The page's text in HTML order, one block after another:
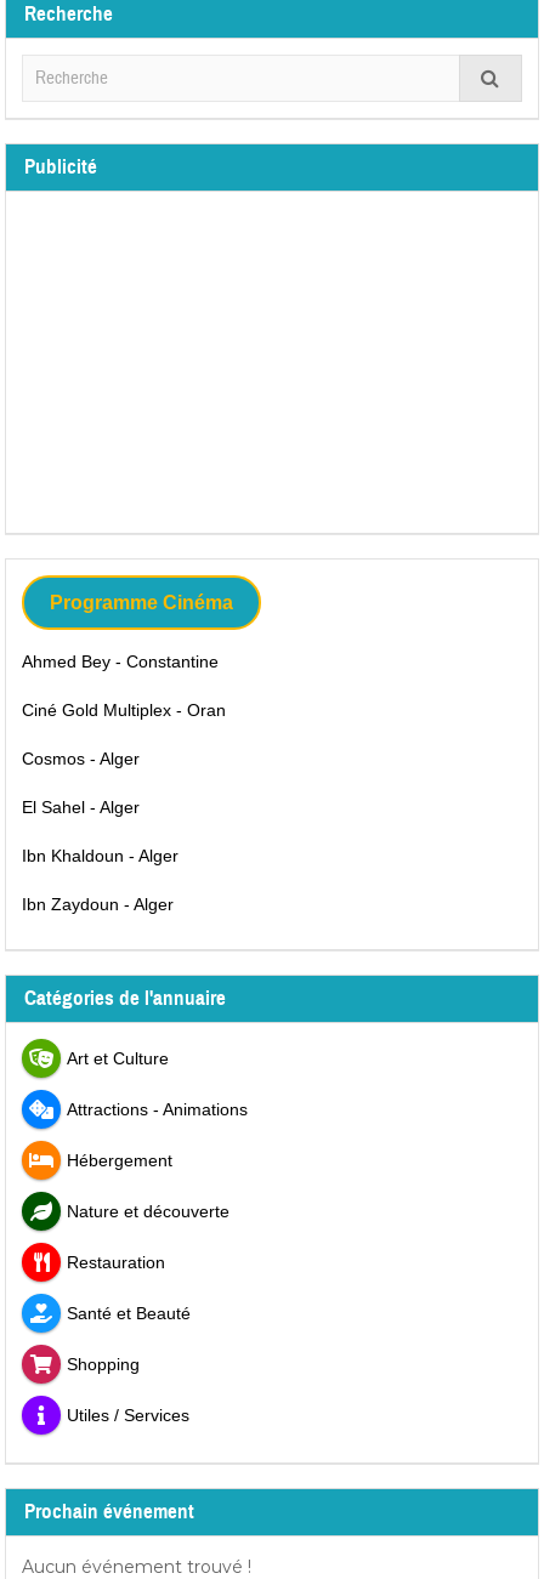
Recherche
Publicité
Programme Cinéma
Ahmed Bey - Constantine
Ciné Gold Multiplex - Oran
Cosmos - Alger
El Sahel - Alger
Ibn Khaldoun - Alger
Ibn Zaydoun - Alger
Catégories de l'annuaire
Art et Culture
Attractions - Animations
Hébergement
Nature et découverte
Restauration
Santé et Beauté
Shopping
Utiles / Services
Prochain événement
Aucun événement trouvé !